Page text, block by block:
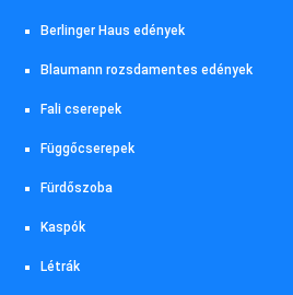
Berlinger Haus edények
Blaumann rozsdamentes edények
Fali cserepek
Függőcserepek
Fürdőszoba
Kaspók
Létrák